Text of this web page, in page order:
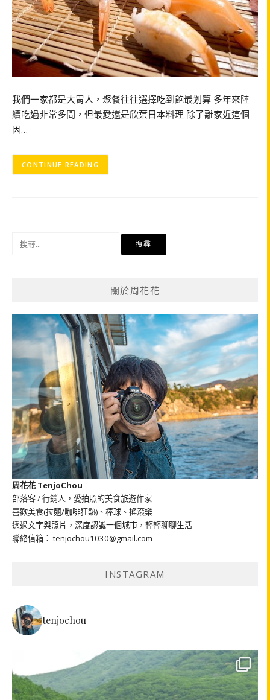
我們一家都是大胃人，聚餐往往選擇吃到飽最划算 多年來陸
續吃過非常多間，但最愛還是欣葉日本料理 除了離家近這個
因…
CONTINUE READING
關於周花花
周花花 TenjoChou
部落客 / 行銷人，愛拍照的美食旅遊作家
喜歡美食(拉麵/咖啡狂熱)、棒球、搖滾樂
透過文字與照片，深度認識一個城市，輕輕聊聊生活
聯絡信箱： tenjochou1030@gmail.com
INSTAGRAM
tenjochou